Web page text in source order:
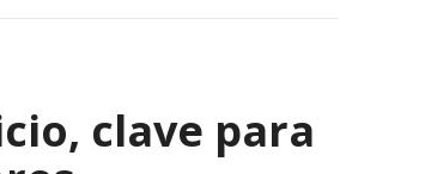
clave para